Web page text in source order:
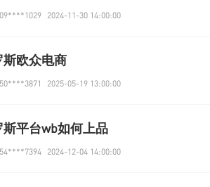
2024-11-30 14:00:00
斯欧众电商
2025-05-19 13:00:00
斯平台wb如何上品
2024-12-04 14:00:00